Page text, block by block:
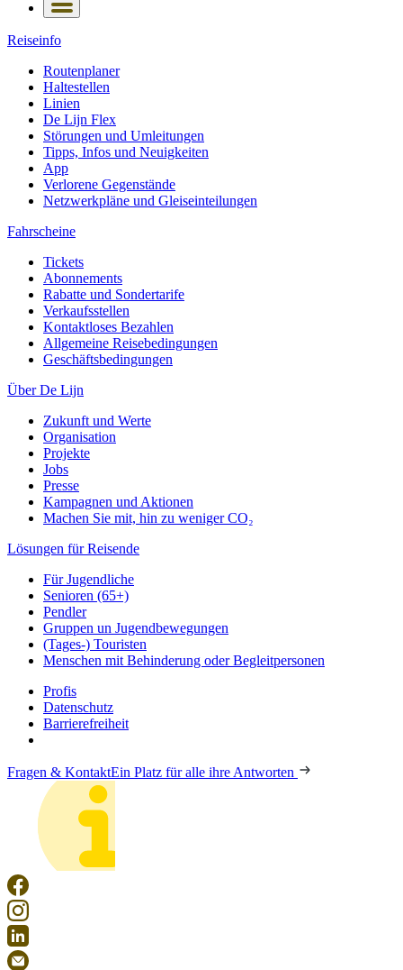
Reiseinfo
Routenplaner
Haltestellen
Linien
De Lijn Flex
Störungen und Umleitungen
Tipps, Infos und Neuigkeiten
App
Verlorene Gegenstände
Netzwerkpläne und Gleiseinteilungen
Fahrscheine
Tickets
Abonnements
Rabatte und Sondertarife
Verkaufsstellen
Kontaktloses Bezahlen
Allgemeine Reisebedingungen
Geschäftsbedingungen
Über De Lijn
Zukunft und Werte
Organisation
Projekte
Jobs
Presse
Kampagnen und Aktionen
Machen Sie mit, hin zu weniger CO₂
Lösungen für Reisende
Für Jugendliche
Senioren (65+)
Pendler
Gruppen un Jugendbewegungen
(Tages-) Touristen
Menschen mit Behinderung oder Begleitpersonen
Profis
Datenschutz
Barrierefreiheit
Fragen & KontaktEin Platz für alle ihre Antworten